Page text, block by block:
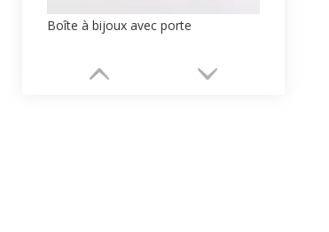
Boîte à bijoux avec porte